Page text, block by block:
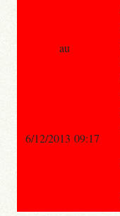
au
6/12/2013 09:17